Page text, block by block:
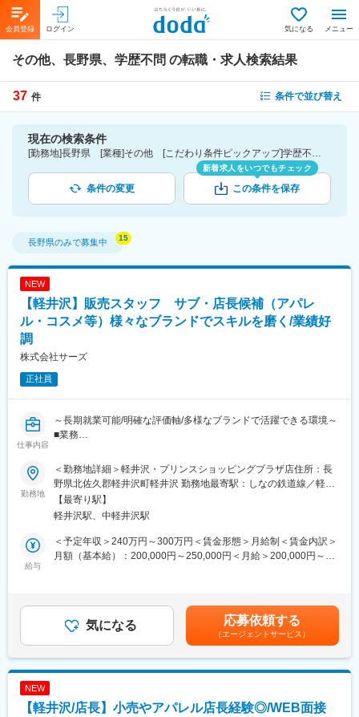
会員登録 ログイン 気になる メニュー
その他、長野県、学歴不問 の転職・求人検索結果
37 件 条件で並び替え
現在の検索条件
[勤務地]長野県 [業種]その他 [こだわり条件ピックアップ]学歴不問 [詳細条件](募集・採用情報)学歴不問
条件の変更
新着求人をいつでもチェック
この条件を保存
長野県のみで募集中
NEW
【軽井沢】販売スタッフ サブ・店長候補（アパレ
ル・コスメ等）様々なブランドでスキルを磨く/業績好
調
株式会社サーズ
正社員
仕事内容
～長期就業可能/明確な評価軸/多様なブランドで活躍できる環境～
■業務
・アルバイトスタッフ教育
・発注業務
・売上管理
・書類作成
・店長代理業務
・接客
・レジ
・開店、閉店作業 など
こちらのポジションでは入社後1～2年を目安に店長としての勤務
勤務地
＜勤務地詳細＞軽井沢・プリンスショッピングプラザ店住所：長
野県北佐久郡軽井沢町軽井沢 勤務地最寄駅：しなの鉄道線／軽井
沢駅受動喫煙対策：屋内喫煙可能場所あり
【最寄り駅】
軽井沢駅、中軽井沢駅
給与
＜予定年収＞240万円～300万円＜賃金形態＞月給制＜賃金内訳＞
月額（基本給）：200,000円～250,000円＜月給＞200,000円～
下する可能性があります。月給(月額)は固定手当を含めた表記で
す。
気になる 応募依頼する
（エージェントサービス）
NEW
【軽井沢/店長】小売やアパレル店長経験◎/WEB面接